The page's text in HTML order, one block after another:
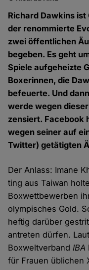
Richard Dawkins
der renommierte
zwei öffentlichen
begeben. Es geht
Spiele aufgeheizte
Boxerinnen, die
befeuerte. Und
werde wegen
zensiert. Facebook
wegen seiner auf
Twitter) getätigten
Der Anlass: Imane
ting aus Taiwan
Boxwettbewerben
olympisches Gold.
heftig darüber
antreten dürfen.
BoxweltverbandIBA
für Frauen üblichen